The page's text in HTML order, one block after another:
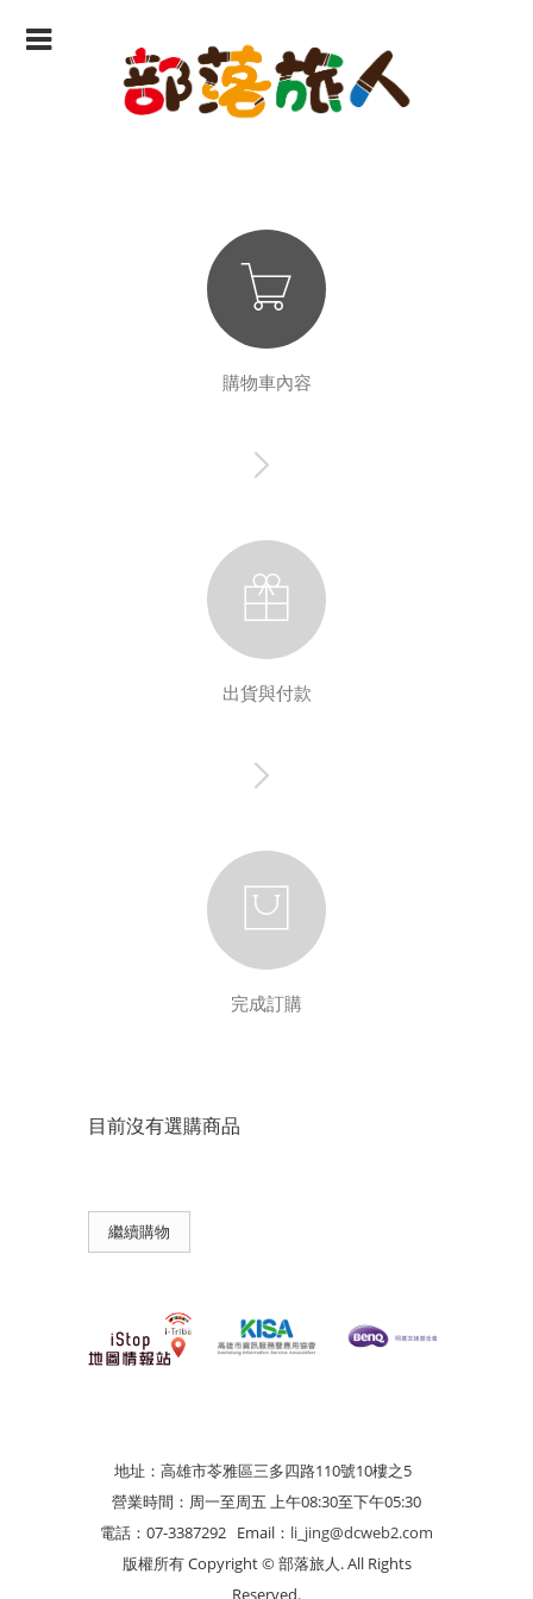
購物車內容
出貨與付款
完成訂購
目前沒有選購商品
繼續購物
地址：高雄市苓雅區三多四路110號10樓之5
營業時間：周一至周五 上午08:30至下午05:30
電話：07-3387292 Email： li_jing@dcweb2.com
版權所有 Copyright © 部落旅人. All Rights
Reserved.